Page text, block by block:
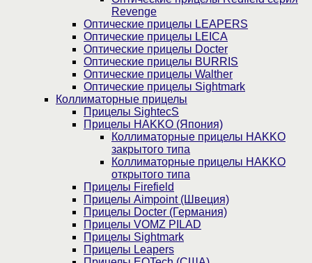
Revenge
Оптические прицелы LEAPERS
Оптические прицелы LEICA
Оптические прицелы Docter
Оптические прицелы BURRIS
Оптические прицелы Walther
Оптические прицелы Sightmark
Коллиматорные прицелы
Прицелы SightecS
Прицелы HAKKO (Япония)
Коллиматорные прицелы HAKKO
закрытого типа
Коллиматорные прицелы HAKKO
открытого типа
Прицелы Firefield
Прицелы Aimpoint (Швеция)
Прицелы Docter (Германия)
Прицелы VOMZ PILAD
Прицелы Sightmark
Прицелы Leapers